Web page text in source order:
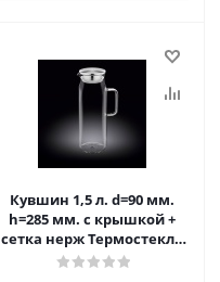
Кувшин 1,5 л. d=90 мм.
h=285 мм. с крышкой +
сетка нерж Термостекло
Wilmax /1/18/